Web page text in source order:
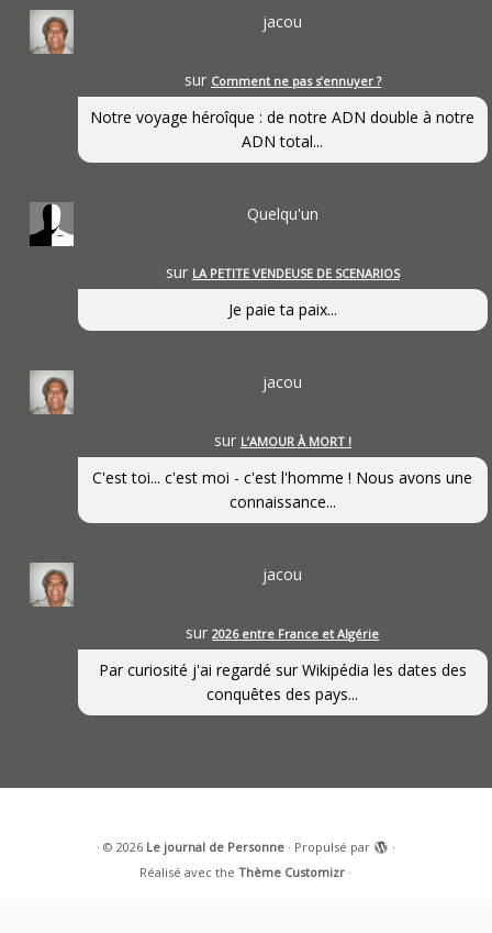
jacou
sur Comment ne pas s’ennuyer ?
Notre voyage héroîque : de notre ADN double à notre
ADN total...
Quelqu'un
sur LA PETITE VENDEUSE DE SCENARIOS
Je paie ta paix...
jacou
sur L’AMOUR À MORT !
C'est toi... c'est moi - c'est l'homme ! Nous avons une
connaissance...
jacou
sur2026 entre France et Algérie
Par curiosité j'ai regardé sur Wikipédia les dates des
conquêtes des pays...
· © 2026 Le journal de Personne· Propulsé par
·
Réalisé avec theThème Customizr ·